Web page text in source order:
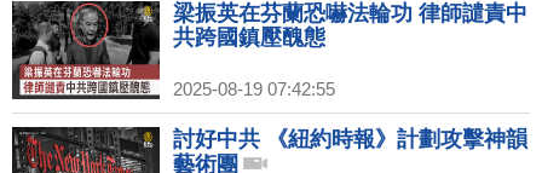
梁振英在芬蘭恐嚇法輪功 律師譴責中
共跨國鎮壓醜態
2025-08-19 07:42:55
討好中共 《紐約時報》計劃攻擊神韻
藝術團